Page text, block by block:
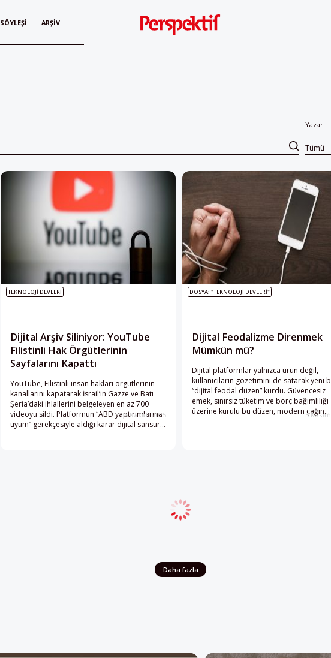
SÖYLEŞI ARŞIV
Yazar
Tümü
Dijital Arşiv Siliniyor: YouTube
Filistinli Hak Örgütlerinin
Sayfalarını Kapattı
YouTube, Filistinli insan hakları örgütlerinin
kanallarını kapatarak İsrail’in Gazze ve Batı
Şeria’daki ihlallerini belgeleyen en az 700
videoyu sildi. Platformun “ABD yaptırımlarına
uyum” gerekçesiyle aldığı karar dijital sansür
TEKNOLOJI DEVLERI
6 Kasım 2025
Dijital Feodalizme Direnmek
Mümkün mü?
Dijital platformlar yalnızca ürün değil,
kullanıcıların gözetimini de satarak yeni
“dijital feodal düzen” kurdu. Güvencesiz
emek, sınırsız tüketim ve borç bağımlılığı
üzerine kurulu bu düzen, modern çağın
DOSYA: "TEKNOLOJI DEVLERI"
3
Daha fazla